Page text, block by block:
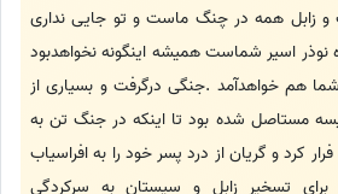
و زابل همه در چنگ ماست و تو جایی نداری
اسیر شماست همیشه اینگونه نخواهدبود
هم خواهدآمد .جنگی درگرفت و بسیاری از
مستاصل شده بود تا اینکه در جنگ تن به
کرد و گریان از درد پسر خود را به افراسیاب
برای تسخیر زابل و سیستان به سرکردگی